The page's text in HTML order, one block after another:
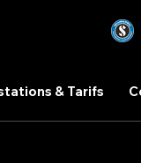
& Tarifs